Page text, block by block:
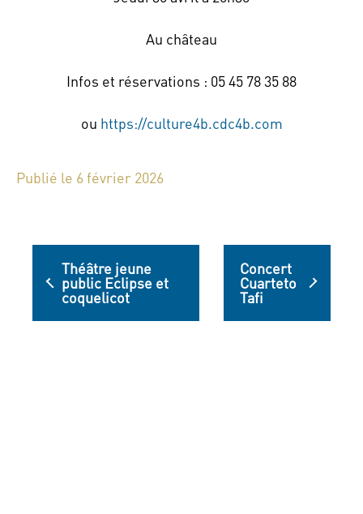
Au château
Infos et réservations : 05 45 78 35 88
ou https://culture4b.cdc4b.com
Publié le 6 février 2026
Théâtre jeune
public Eclipse et
coquelicot
Concert
Cuarteto
Tafi